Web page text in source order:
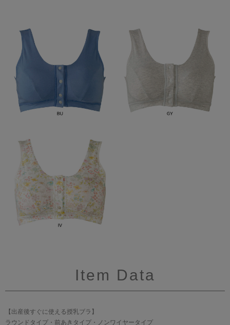
Item Data
【出産後すぐに使える授乳ブラ】
ラウンドタイプ・前あきタイプ・ノンワイヤータイプ